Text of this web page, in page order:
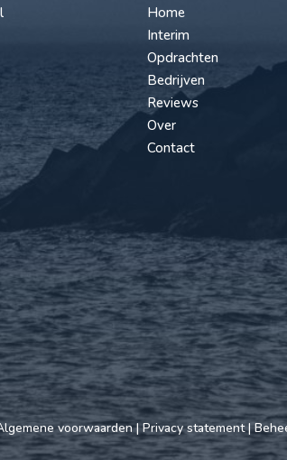
Home
Interim
Opdrachten
Bedrijven
Reviews
Over
Contact
voorwaarden| Privacy statement|